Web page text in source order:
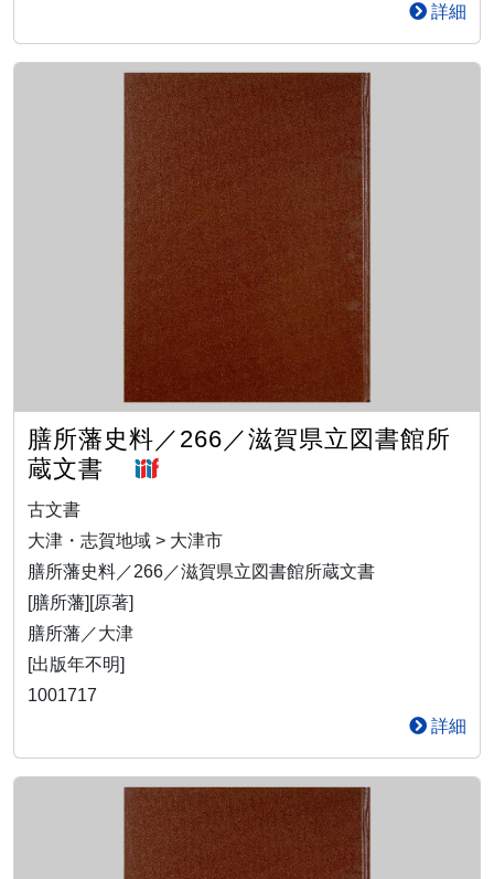
詳細
膳所藩史料／266／滋賀県立図書館所
蔵文書
古文書
大津・志賀地域 > 大津市
膳所藩史料／266／滋賀県立図書館所蔵文書
[膳所藩][原著]
膳所藩／大津
[出版年不明]
1001717
詳細